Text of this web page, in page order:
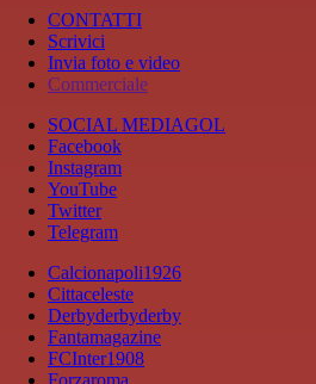
CONTATTI
Scrivici
Invia foto e video
Commerciale
SOCIAL MEDIAGOL
Facebook
Instagram
YouTube
Twitter
Telegram
Calcionapoli1926
Cittaceleste
Derbyderbyderby
Fantamagazine
FCInter1908